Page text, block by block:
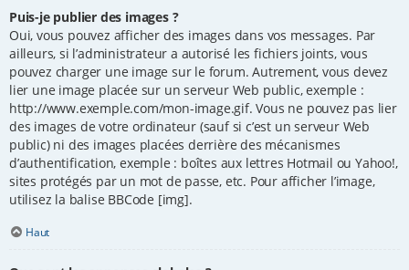
Puis-je publier des images ?
Oui, vous pouvez afficher des images dans vos messages. Par
ailleurs, si l’administrateur a autorisé les fichiers joints, vous
pouvez charger une image sur le forum. Autrement, vous devez
lier une image placée sur un serveur Web public, exemple :
http://www.exemple.com/mon-image.gif. Vous ne pouvez pas lier
des images de votre ordinateur (sauf si c’est un serveur Web
public) ni des images placées derrière des mécanismes
d’authentification, exemple : boîtes aux lettres Hotmail ou Yahoo!,
sites protégés par un mot de passe, etc. Pour afficher l’image,
utilisez la balise BBCode [img].
Haut